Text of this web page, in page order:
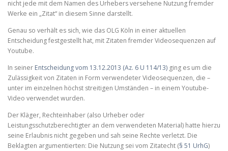
nicht jede mit dem Namen des Urhebers versehene Nutzung fremder
Werke ein „Zitat“ in diesem Sinne darstellt.
Genau so verhält es sich, wie das OLG Köln in einer aktuellen
Entscheidung festgestellt hat, mit Zitaten fremder Videosequenzen auf
Youtube.
In seiner Entscheidung vom 13.12.2013 (Az. 6 U 114/13) ging es um die
Zulässigkeit von Zitaten in Form verwendeter Videosequenzen, die –
unter im einzelnen höchst streitigen Umständen – in einem Youtube-
Video verwendet wurden.
Der Kläger, Rechteinhaber (also Urheber oder
Leistungsschutzberechtigter an dem verwendeten Material) hatte hierzu
seine Erlaubnis nicht gegeben und sah seine Rechte verletzt. Die
Beklagten argumentierten: Die Nutzung sei vom Zitatecht (§ 51 UrhG)